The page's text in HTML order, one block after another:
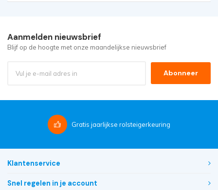
Aanmelden nieuwsbrief
Blijf op de hoogte met onze maandelijkse nieuwsbrief
Abonneer
Gratis jaarlijkse rolsteigerkeuring
Klantenservice
Snel regelen in je account